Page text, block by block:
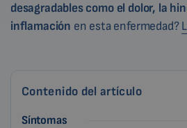
desagradables como el dolor, la
inflamación en esta enfermedad?
Contenido del artículo
Síntomas